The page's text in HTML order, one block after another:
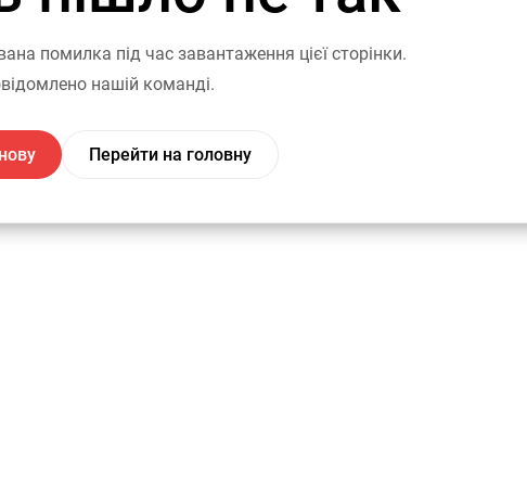
помилка під час завантаження цієї сторінки.
нашій команді.
Перейти на головну